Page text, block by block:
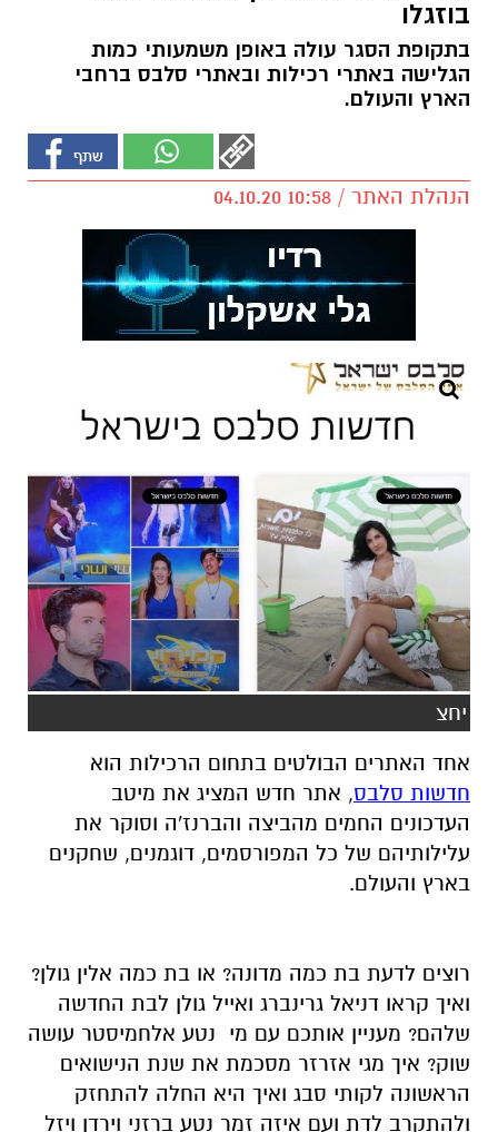
בוזגלו
בתקופת הסגר עולה באופן משמעותי כמות
הגלישה באתרי רכילות ובאתרי סלבס ברחבי
הארץ והעולם.
הנהלת האתר / 10:58 04.10.20
יחצ
אחד האתרים הבולטים בתחום הרכילות הוא
חדשות סלבס, אתר חדש המציג את מיטב
העדכונים החמים מהביצה והברנז'ה וסוקר את
עלילותיהם של כל המפורסמים, דוגמנים, שחקנים
בארץ והעולם.
רוצים לדעת בת כמה מדונה? או בת כמה אלין גולן?
ואיך קראו דניאל גרינברג ואייל גולן לבת החדשה
שלהם? מעניין אותכם עם מי נטע אלחמיסטר עושה
שוק? איך מגי אזרזר מסכמת את שנת הנישואים
הראשונה לקותי סבג ואיך היא החלה להתחזק
ולהתקרב לדת ועם איזה זמר נטע ברזני וירדן ויזל